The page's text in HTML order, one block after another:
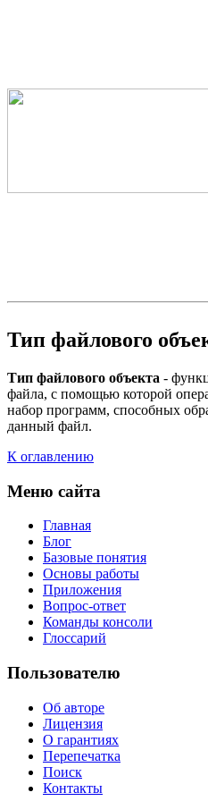
Тип файлового
Тип файлового объекта -
файла, с помощью которой
набор программ, способных
данный файл.
К оглавлению
Меню сайта
Главная
Блог
Базовые понятия
Основы работы
Приложения
Вопрос-ответ
Команды консоли
Глоссарий
Пользователю
Об авторе
Лицензия
О гарантиях
Перепечатка
Поиск
Контакты